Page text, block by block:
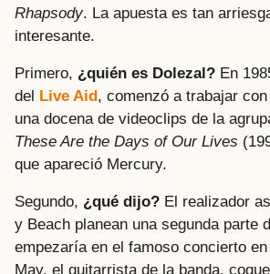
Rhapsody. La apuesta es tan
interesante.
Primero, ¿quién es Dolezal? En
del
Live Aid , comenzó a trabajar
una docena de videoclips de la
These Are the Days of Our Lives
que apareció Mercury.
Segundo, ¿qué dijo? El realizador
y Beach planean una segunda parte
empezaría en el famoso concierto
May, el guitarrista de la banda,